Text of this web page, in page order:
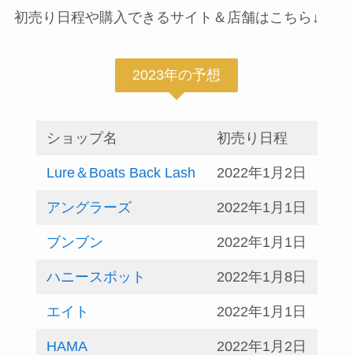
初売り日程や購入できるサイト＆店舗はこちら↓
2023年の予想
ショップ名 初売り日程
Lure＆Boats Back Lash 2022年1月2日
アングラーズ 2022年1月1日
ブンブン 2022年1月1日
ハニースポット 2022年1月8日
エイト 2022年1月1日
HAMA 2022年1月2日